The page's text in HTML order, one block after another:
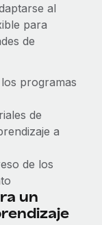
y contrólalos
enseguida.
sin
empresas de
al
para
de
programas
de
a
de los
un